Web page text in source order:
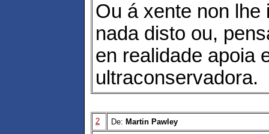
Ou á xente non lhe
nada disto ou,
en realidade apoia
ultraconservadora.
2 De: Martin Pawley